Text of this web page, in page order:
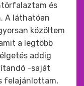
és
A láthatóan
közöltem
a legtöbb
addig
-saját
felajánlottam,